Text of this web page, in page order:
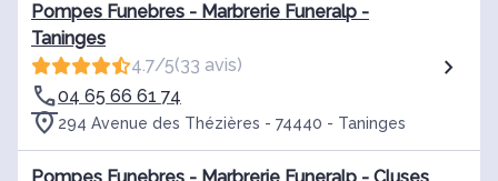
Pompes Funebres - Marbrerie Funeralp -
Taninges
4.7/5(33 avis)
04 65 66 61 74
294 Avenue des Thézières - 74440 - Taninges